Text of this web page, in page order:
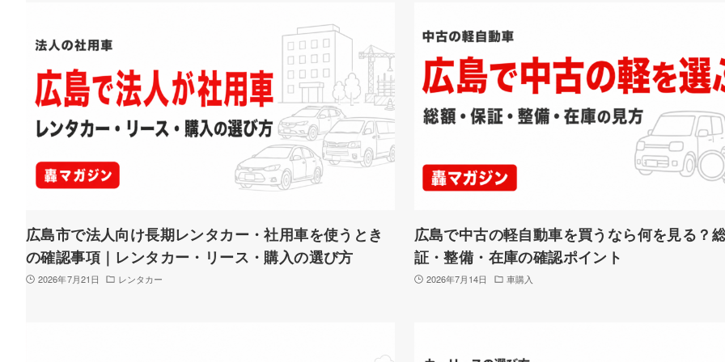
広島市で法人向け長期レンタカー・社用車を使うとき
の確認事項｜レンタカー・リース・購入の選び方
2026年7月21日 レンタカー
広島で中古の軽自動車を買うなら何を見る？
証・整備・在庫の確認ポイント
2026年7月14日 車購入